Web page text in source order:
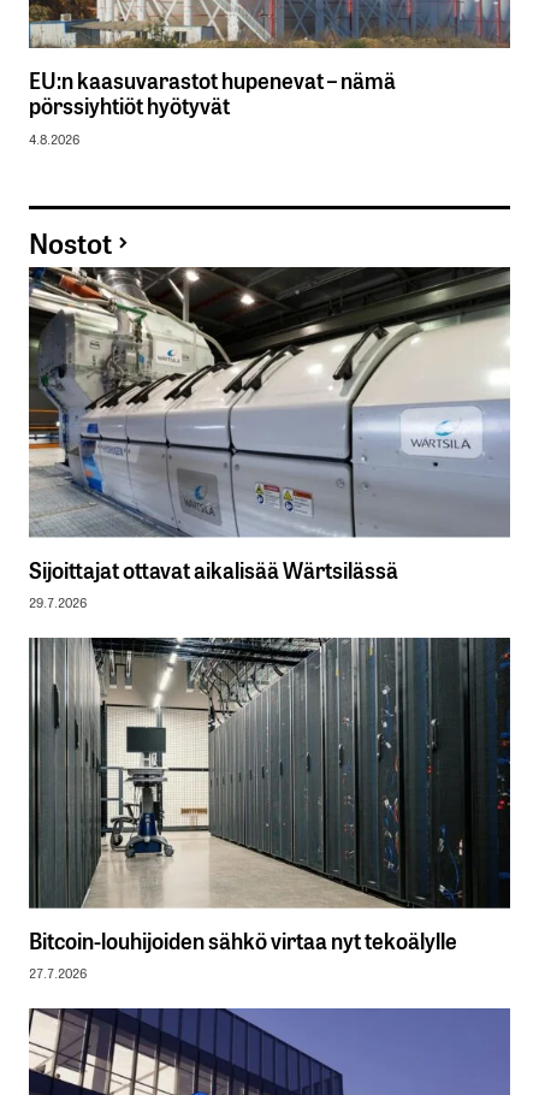
EU:n kaasuvarastot hupenevat – nämä
pörssiyhtiöt hyötyvät
4.8.2026
Nostot
Sijoittajat ottavat aikalisää Wärtsilässä
29.7.2026
Bitcoin-louhijoiden sähkö virtaa nyt tekoälylle
27.7.2026